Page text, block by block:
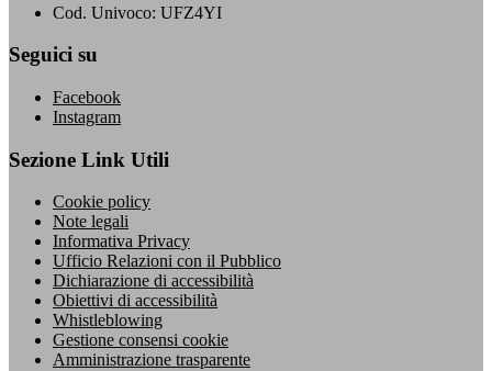
Cod. Univoco: UFZ4YI
Seguici su
Facebook
Instagram
Sezione Link Utili
Cookie policy
Note legali
Informativa Privacy
Ufficio Relazioni con il Pubblico
Dichiarazione di accessibilità
Obiettivi di accessibilità
Whistleblowing
Gestione consensi cookie
Amministrazione trasparente